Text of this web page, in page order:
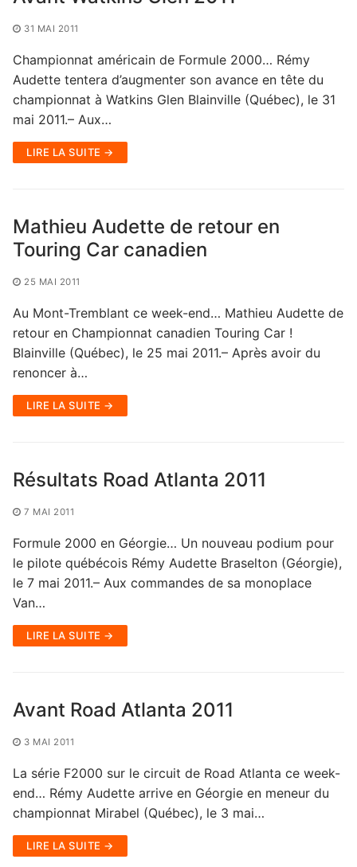
31 MAI 2011
Championnat américain de Formule 2000… Rémy
Audette tentera d’augmenter son avance en tête du
championnat à Watkins Glen Blainville (Québec), le 31
mai 2011.– Aux…
LIRE LA SUITE →
Mathieu Audette de retour en
Touring Car canadien
25 MAI 2011
Au Mont-Tremblant ce week-end… Mathieu Audette de
retour en Championnat canadien Touring Car !
Blainville (Québec), le 25 mai 2011.– Après avoir du
renoncer à…
LIRE LA SUITE →
Résultats Road Atlanta 2011
7 MAI 2011
Formule 2000 en Géorgie… Un nouveau podium pour
le pilote québécois Rémy Audette Braselton (Géorgie),
le 7 mai 2011.– Aux commandes de sa monoplace
Van…
LIRE LA SUITE →
Avant Road Atlanta 2011
3 MAI 2011
La série F2000 sur le circuit de Road Atlanta ce week-
end… Rémy Audette arrive en Géorgie en meneur du
championnat Mirabel (Québec), le 3 mai…
LIRE LA SUITE →